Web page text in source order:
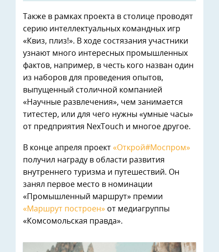
Также в рамках проекта в столице проводят
серию интеллектуальных командных игр
«Квиз, плиз!». В ходе состязания участники
узнают много интересных промышленных
фактов, например, в честь кого назван один
из наборов для проведения опытов,
выпущенный столичной компанией
«Научные развлечения», чем занимается
титестер, или для чего нужны «умные часы»
от предприятия NexTouch и многое другое.
В конце апреля проект «Открой#Моспром»
получил награду в области развития
внутреннего туризма и путешествий. Он
занял первое место в номинации
«Промышленный маршрут» премии
«Маршрут построен» от медиагруппы
«Комсомольская правда».